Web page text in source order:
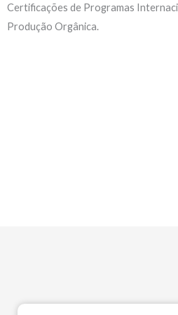
Certificações de Programas
Produção Orgânica.